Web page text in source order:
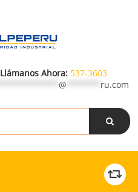
Llámanos Ahora: 537-3603
@ ru.com